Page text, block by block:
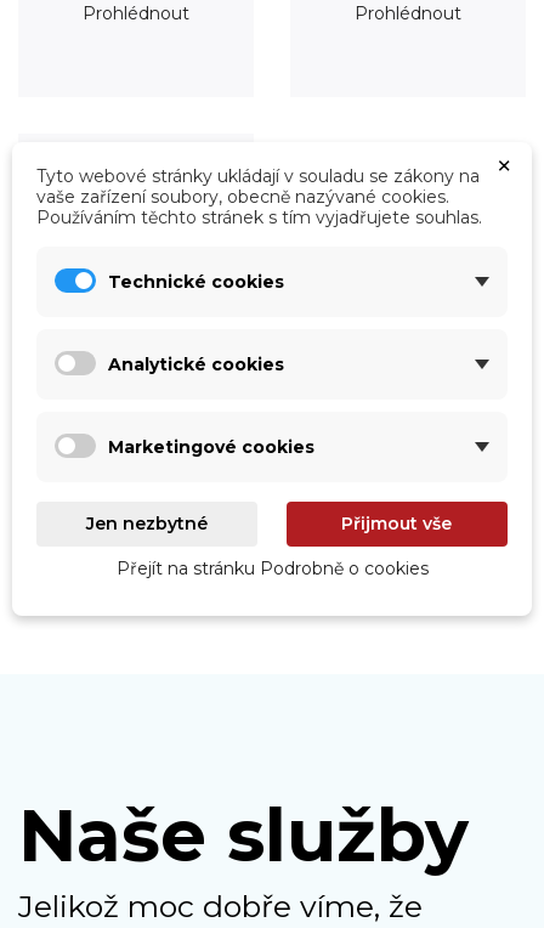
Prohlédnout Prohlédnout
Roboty
Naše služby
Jelikož moc dobře víme, že
×
Tyto webové stránky ukládají v souladu se zákony na
vaše zařízení soubory, obecně nazývané cookies.
Používáním těchto stránek s tím vyjadřujete souhlas.
Technické cookies
Analytické cookies
Marketingové cookies
Jen nezbytné Přijmout vše
Přejít na stránku Podrobně o cookies